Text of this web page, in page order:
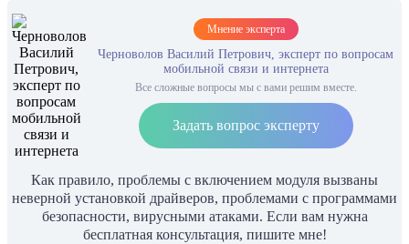
Мнение эксперта
Черноволов Василий Петрович, эксперт по вопросам
мобильной связи и интернета
Все сложные вопросы мы с вами решим вместе.
Задать вопрос эксперту
Как правило, проблемы с включением модуля вызваны
неверной установкой драйверов, проблемами с программами
безопасности, вирусными атаками. Если вам нужна
бесплатная консультация, пишите мне!